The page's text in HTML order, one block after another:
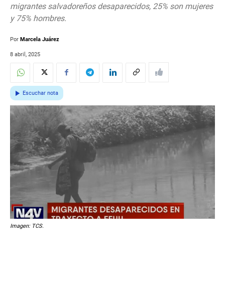
migrantes salvadoreños desaparecidos, 25% son mujeres
y 75% hombres.
Por Marcela Juárez
8 abril, 2025
Escuchar nota
Imagen: TCS.